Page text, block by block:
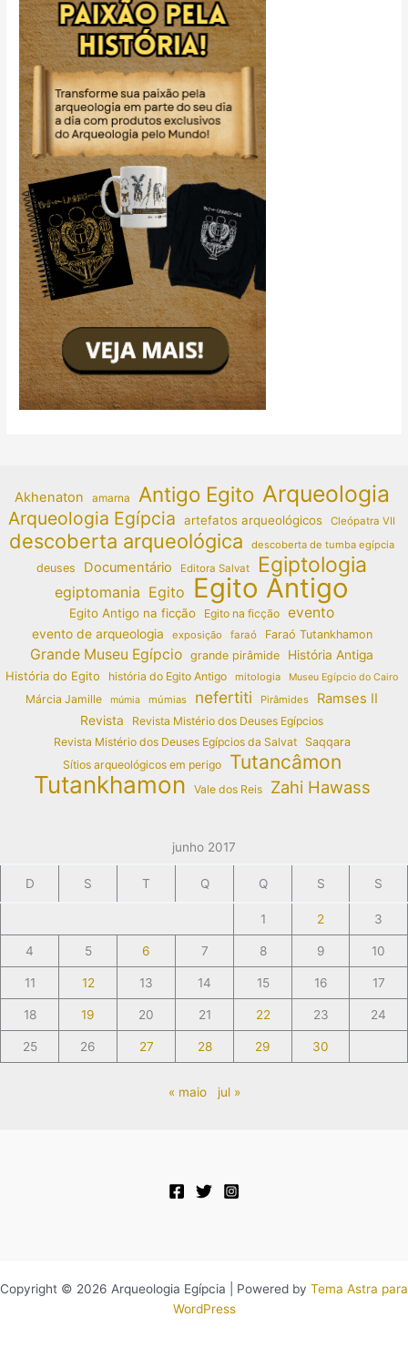
Akhenaton amarna Antigo Egito Arqueologia
Arqueologia Egípcia artefatos arqueológicos Cleópatra VII
descoberta arqueológica descoberta de tumba egípcia
deuses Documentário Editora Salvat Egiptologia
egiptomania Egito Egito Antigo
Egito Antigo na ficção Egito na ficção evento
evento de arqueologia exposição faraó Faraó Tutankhamon
Grande Museu Egípcio grande pirâmide
História Antiga
História do Egito
história do Egito Antigo mitologia Museu Egípcio do Cairo
Márcia Jamille múmia múmias nefertiti Pirâmides Ramses II
Revista
Revista Mistério dos Deuses Egípcios
Revista Mistério dos Deuses Egípcios da Salvat
Saqqara
Sítios arqueológicos em perigo
Tutancâmon
Tutankhamon Vale dos Reis Zahi Hawass
junho 2017
D S T Q Q S S
1 2 3
4 5 6 7 8 9 10
11 12 13 14 15 16 17
18 19 20 21 22 23 24
25 26 27 28 29 30
« maio jul »
Copyright © 2026 Arqueologia Egípcia | Powered by Tema Astra para
WordPress